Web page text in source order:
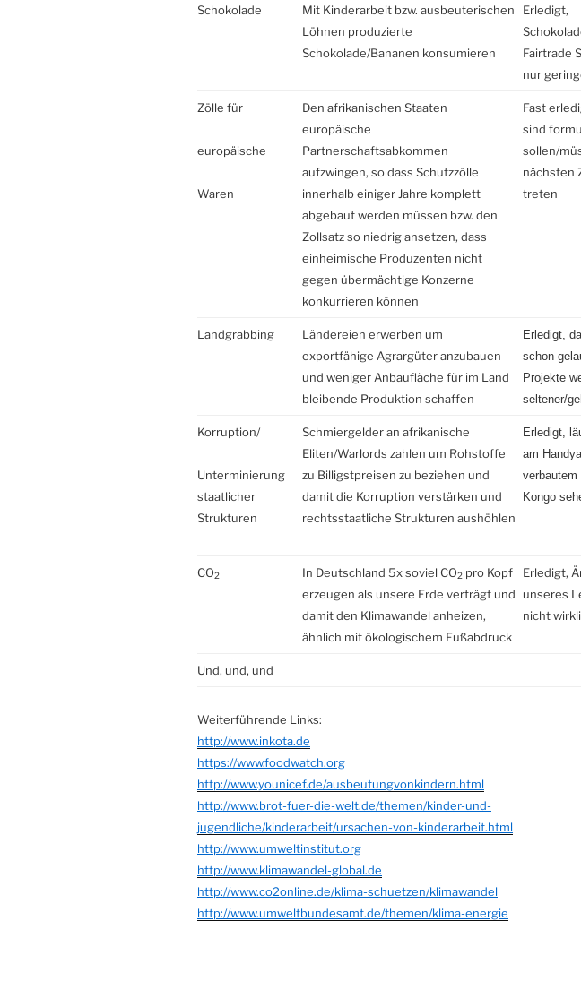
Schokolade
Mit Kinderarbeit bzw. ausbeuterischen
Löhnen produzierte
Schokolade/Bananen konsumieren
Erledigt,
Fairtrade
nur
Zölle für
europäische
Waren
Den afrikanischen Staaten
europäische
Partnerschaftsabkommen
aufzwingen, so dass Schutzzölle
innerhalb einiger Jahre komplett
abgebaut werden müssen bzw. den
Zollsatz so niedrig ansetzen, dass
einheimische Produzenten nicht
gegen übermächtige Konzerne
konkurrieren können
Fast
sind
sollen/
nächsten
treten
Landgrabbing
Ländereien erwerben um
exportfähige Agrargüter anzubauen
und weniger Anbaufläche für im Land
bleibende Produktion schaffen
Erledigt,
schon
Projekte
seltener/
Korruption/
Unterminierung
staatlicher
Strukturen
Schmiergelder an afrikanische
Eliten/Warlords zahlen um Rohstoffe
zu Billigstpreisen zu beziehen und
damit die Korruption verstärken und
rechtsstaatliche Strukturen aushöhlen
Erledigt,
am
verbautem
Kongo
CO2 In Deutschland 5x soviel CO2 pro Kopf
erzeugen als unsere Erde verträgt und
damit den Klimawandel anheizen,
ähnlich mit ökologischem Fußabdruck
Erledigt,
unseres
nicht
Und, und, und
Weiterführende Links:
http://www.inkota.de
https://www.foodwatch.org
http://www.younicef.de/ausbeutungvonkindern.html
http://www.brot-fuer-die-welt.de/themen/kinder-und-
jugendliche/kinderarbeit/ursachen-von-kinderarbeit.html
http://www.umweltinstitut.org
http://www.klimawandel-global.de
http://www.co2online.de/klima-schuetzen/klimawandel
http://www.umweltbundesamt.de/themen/klima-energie